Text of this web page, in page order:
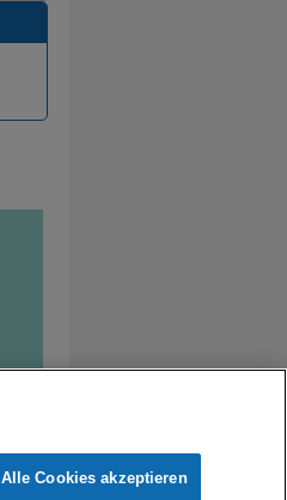
Alle Cookies akzeptieren